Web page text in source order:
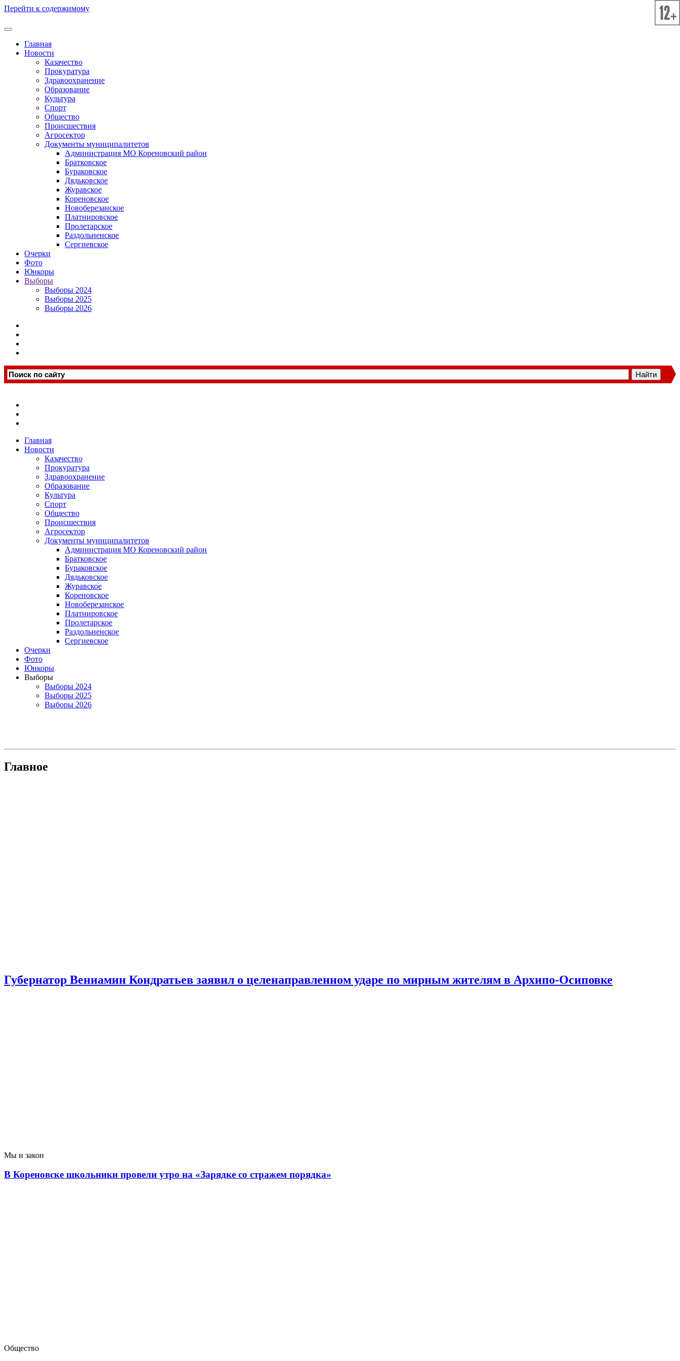
Перейти к содержимому
Главная
Новости
Казачество
Прокуратура
Здравоохранение
Образование
Культура
Спорт
Общество
Происшествия
Агросектор
Документы муниципалитетов
Администрация МО Кореновский район
Братковское
Бураковское
Дядьковское
Журавское
Кореновское
Новоберезанское
Платнировское
Пролетарское
Раздольненское
Сергиевское
Очерки
Фото
Юнкоры
Выборы
Выборы 2024
Выборы 2025
Выборы 2026
Главная
Новости
Казачество
Прокуратура
Здравоохранение
Образование
Культура
Спорт
Общество
Происшествия
Агросектор
Документы муниципалитетов
Администрация МО Кореновский район
Братковское
Бураковское
Дядьковское
Журавское
Кореновское
Новоберезанское
Платнировское
Пролетарское
Раздольненское
Сергиевское
Очерки
Фото
Юнкоры
Выборы
Выборы 2024
Выборы 2025
Выборы 2026
Главное
Губернатор Вениамин Кондратьев заявил о целенаправленном ударе по мирным жителям в Архипо-Осиповке
Мы и закон
В Кореновске школьники провели утро на «Зарядке со стражем порядка»
Общество